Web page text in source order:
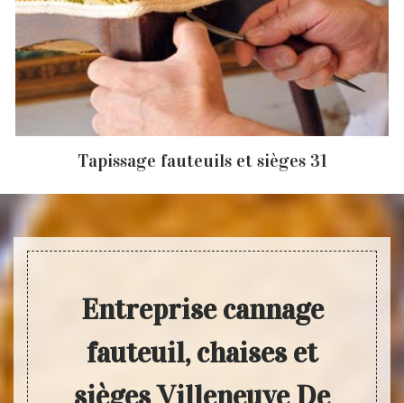
Tapissage fauteuils et sièges 31
Entreprise cannage
fauteuil, chaises et